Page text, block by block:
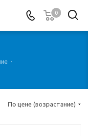
0
-
По цене (возрастание)